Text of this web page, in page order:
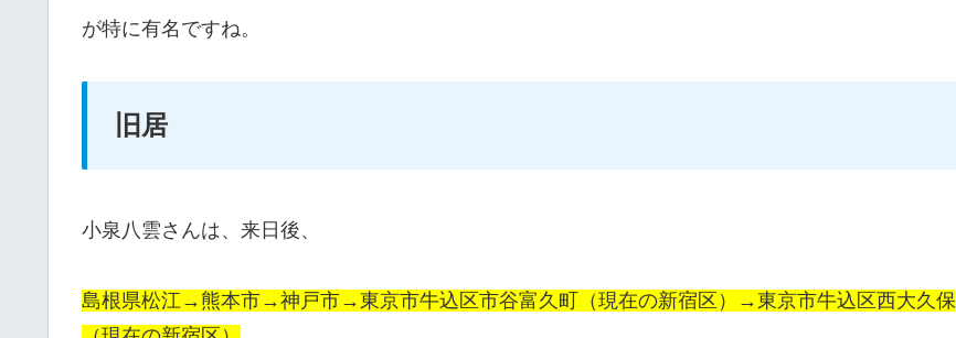
が特に有名ですね。
旧居
小泉八雲さんは、来日後、
島根県松江→熊本市→神戸市→東京市牛込区市谷富久町（現在の新宿区）→東京市牛込区西大久保